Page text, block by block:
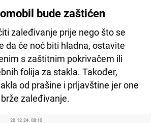
bude zaštićen
zaleđivanje prije nego što se
da će noć biti hladna, ostavite
s zaštitnim pokrivačem ili
folija za stakla. Također,
od prašine i prljavštine jer one
zaleđivanje.
20.12.24. 08:10